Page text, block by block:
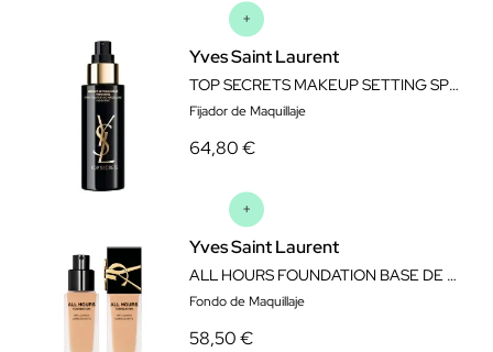
Yves Saint Laurent
TOP SECRETS MAKEUP SETTING SPRAY HYDRATING 100ML
Fijador de Maquillaje
64,80 €
Yves Saint Laurent
ALL HOURS FOUNDATION BASE DE MAQUILLAJE 25 ML LC6
Fondo de Maquillaje
58,50 €